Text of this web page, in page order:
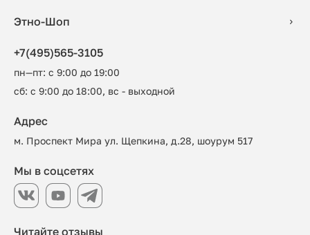
Этно-Шоп
+7(495)565-3105
пн—пт: с 9:00 до 19:00
сб: с 9:00 до 18:00, вс - выходной
Читайте отзывы
Адрес
м. Проспект Мира ул. Щепкина, д.28, шоурум 517
Мы в соцсетях